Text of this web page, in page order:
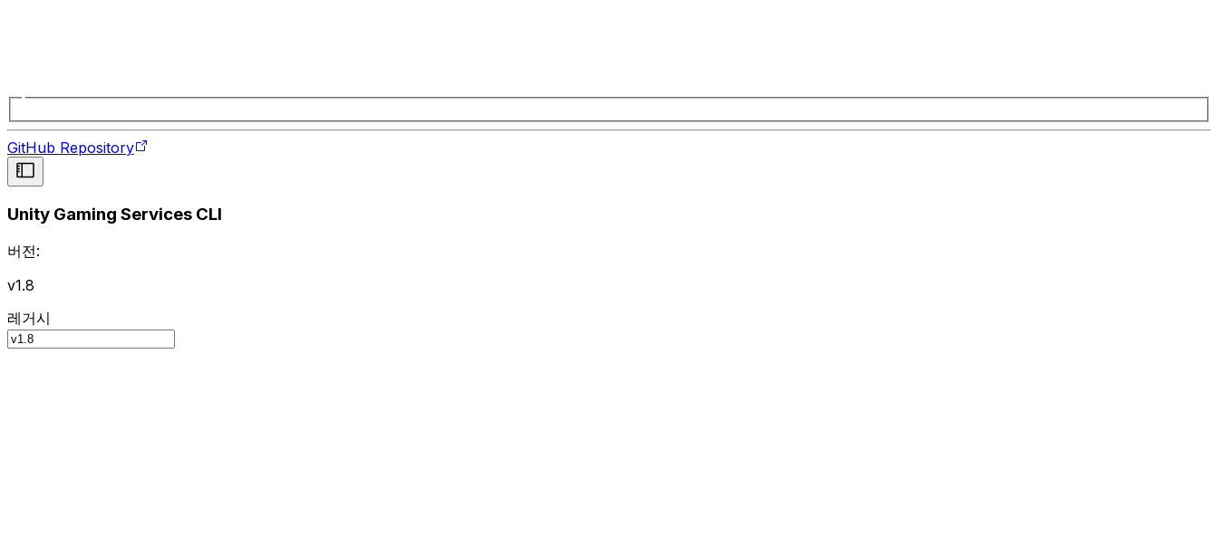
GitHub Repository
Unity Gaming Services CLI
버전:
v1.8
레거시